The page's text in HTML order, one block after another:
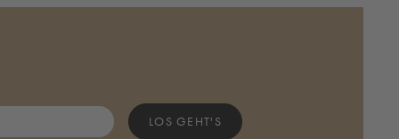
LOS GEHT'S